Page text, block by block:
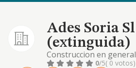
Ades Soria Sl
(extinguida)
Construccion en general
0/5( 0 votos)